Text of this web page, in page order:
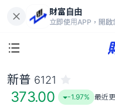
財富自由
立即使用APP，開啟
新普 6121
373.00 -1.97% 最近